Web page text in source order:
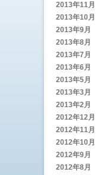
2013年11月
2013年10月
2013年9月
2013年8月
2013年7月
2013年6月
2013年5月
2013年3月
2013年2月
2012年12月
2012年11月
2012年10月
2012年9月
2012年8月